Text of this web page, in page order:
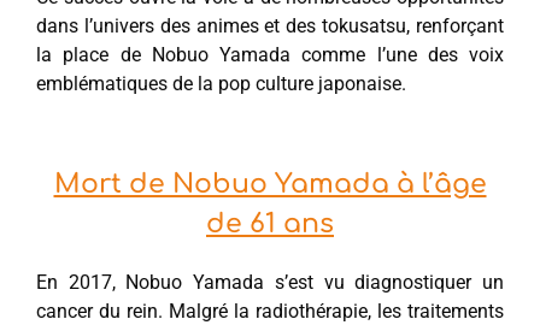
dans l’univers des animes et des tokusatsu, renforçant
la place de Nobuo Yamada comme l’une des voix
emblématiques de la pop culture japonaise.
Mort de Nobuo Yamada à l’âge
de 61 ans
En 2017, Nobuo Yamada s’est vu diagnostiquer un
cancer du rein. Malgré la radiothérapie, les traitements